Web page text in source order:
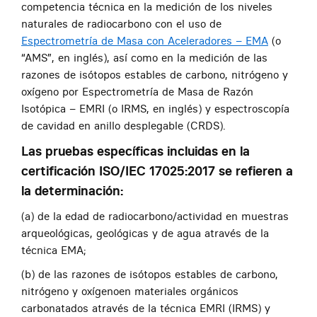
competencia técnica en la medición de los niveles
naturales de radiocarbono con el uso de
Espectrometría de Masa con Aceleradores – EMA (o
“AMS”, en inglés), así como en la medición de las
razones de isótopos estables de carbono, nitrógeno y
oxígeno por Espectrometría de Masa de Razón
Isotópica – EMRI (o IRMS, en inglés) y espectroscopía
de cavidad en anillo desplegable (CRDS).
Las pruebas específicas incluidas en la
certificación ISO/IEC 17025:2017 se refieren a
la determinación:
(a) de la edad de radiocarbono/actividad en muestras
arqueológicas, geológicas y de agua através de la
técnica EMA;
(b) de las razones de isótopos estables de carbono,
nitrógeno y oxígenoen materiales orgánicos
carbonatados através de la técnica EMRI (IRMS) y